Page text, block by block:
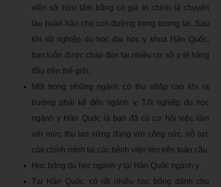
viên sở hữu tấm bằng có giá trị chính là chuyến
tàu hoàn hảo cho con đường trong tương lai. Sau
khi tốt nghiệp du học đại học y khoa Hàn Quốc,
bạn luôn được chào đón tại nhiều cơ sở y tế hàng
đầu trên thế giới.
Một trong những ngành có thu nhập cao khi ra
trường phải kể đến ngành y. Tốt nghiệp du học
ngành y Hàn Quốc là bạn đã có cơ hội việc làm
với mức thu lao xứng đáng với công sức, nỗ lực
của chính mình tại các bệnh viện lớn trên toàn cầu.
Học bổng du học ngành y tại Hàn Quốc ngành y
Tại Hàn Quốc, có rất nhiều học bổng dành cho